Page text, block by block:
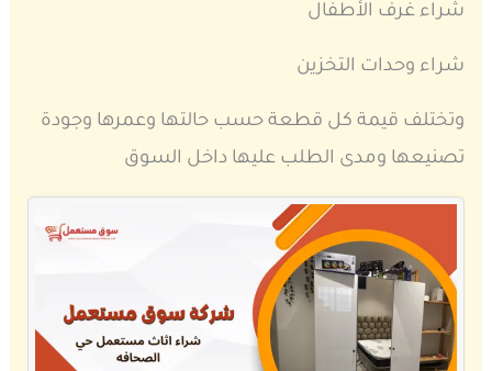
شراء غرف الأطفال
شراء وحدات التخزين
وتختلف قيمة كل قطعة حسب حالتها وعمرها وجودة
تصنيعها ومدى الطلب عليها داخل السوق